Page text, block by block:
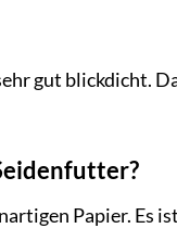
gut blickdicht.
Papier. Es